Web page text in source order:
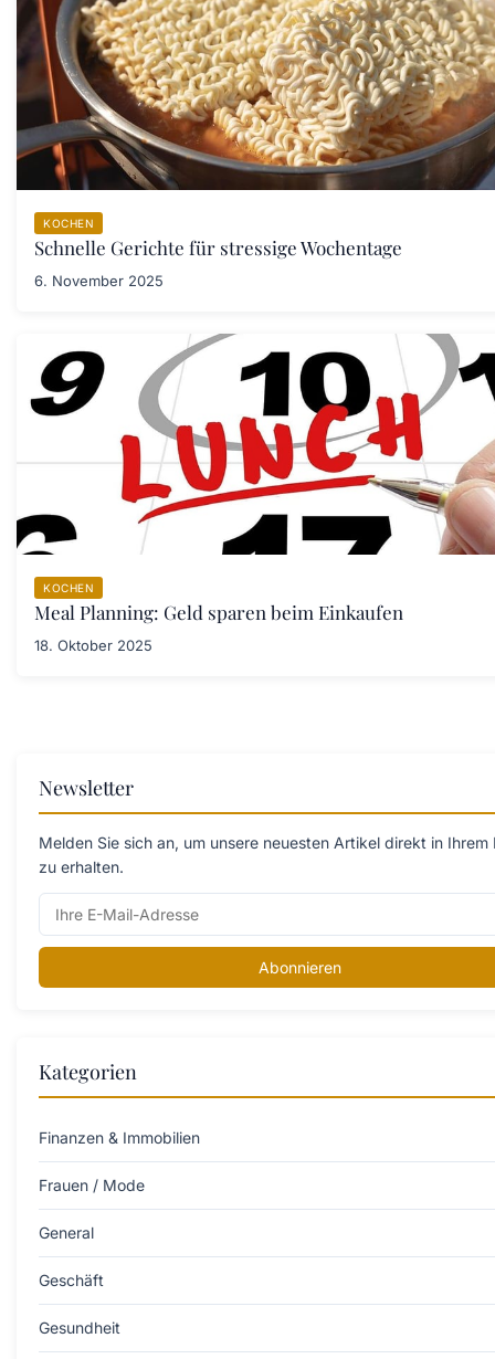
KOCHEN
Schnelle Gerichte für stressige Wochentage
6. November 2025
KOCHEN
Meal Planning: Geld sparen beim Einkaufen
18. Oktober 2025
Newsletter
Melden Sie sich an, um unsere neuesten Artikel direkt in Ihrem
zu erhalten.
Abonnieren
Kategorien
Finanzen & Immobilien
Frauen / Mode
General
Geschäft
Gesundheit